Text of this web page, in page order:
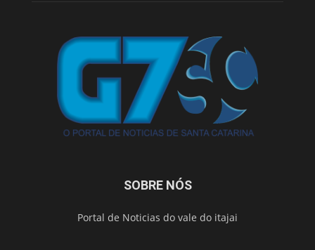
SOBRE NÓS
Portal de Noticias do vale do itajai